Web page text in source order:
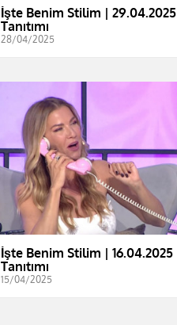
İşte Benim Stilim | 29.04.2025
Tanıtımı
28/04/2025
İşte Benim Stilim | 16.04.2025
Tanıtımı
15/04/2025